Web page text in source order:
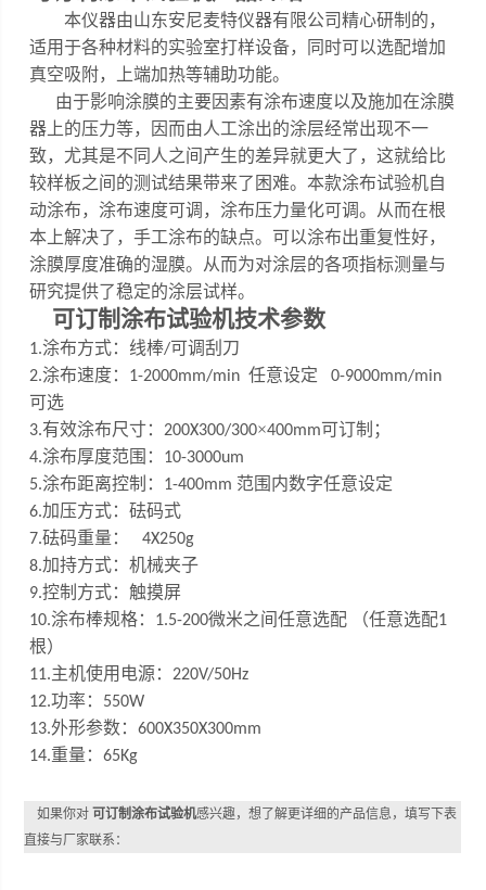
本仪器由山东安尼麦特仪器有限公司精心研制的，
适用于各种材料的实验室打样设备，同时可以选配增加
真空吸附，上端加热等辅助功能。
由于影响涂膜的主要因素有涂布速度以及施加在涂膜
器上的压力等，因而由人工涂出的涂层经常出现不一
致，尤其是不同人之间产生的差异就更大了，这就给比
较样板之间的测试结果带来了困难。本款涂布试验机自
动涂布，涂布速度可调，涂布压力量化可调。 从而在根
本上解决了，手工涂布的缺点。可以涂布出重复性好，
涂膜厚度准确的湿膜。从而为对涂层的各项指标测量与
研究提供了稳定的涂层试样。
可订制涂布试验机技术参数
1.涂布方式：线棒/可调刮刀
2.涂布速度： 1-2000mm/min任意设定 0-9000mm/min
可选
3.有效涂布尺寸： 200X300/300×400mm可订制 ；
4.涂布厚度范围： 10-3000um
5.涂布距离控制： 1-400mm 范围内数字任意设定
6.加压方式：砝码式
7.砝码重量：4X250g
8.加持方式：机械夹子
9.控制方式：触摸屏
10.涂布棒规格： 1.5-200微米之间任意选配 （任意选配1
根）
11.主机使用电源： 220V/50Hz
12.功率： 550W
13.外形参数：600X350X300mm
14.重量：65Kg
如果你对 可订制涂布试验机感兴趣，想了解更详细的产品信息，填写下表
直接与厂家联系：